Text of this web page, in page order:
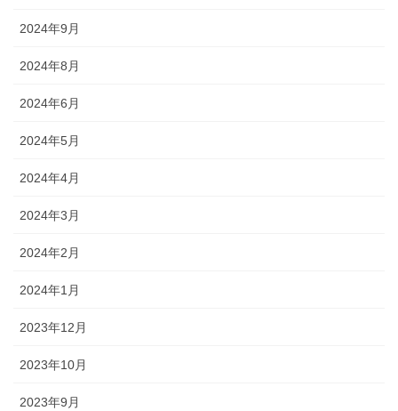
2024年9月
2024年8月
2024年6月
2024年5月
2024年4月
2024年3月
2024年2月
2024年1月
2023年12月
2023年10月
2023年9月